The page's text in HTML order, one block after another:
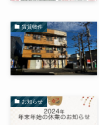
賃貸物件
お知らせ